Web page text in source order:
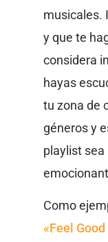
musicales.
y que te
considera
hayas
tu zona de
géneros y
playlist
Como
«Feel Good